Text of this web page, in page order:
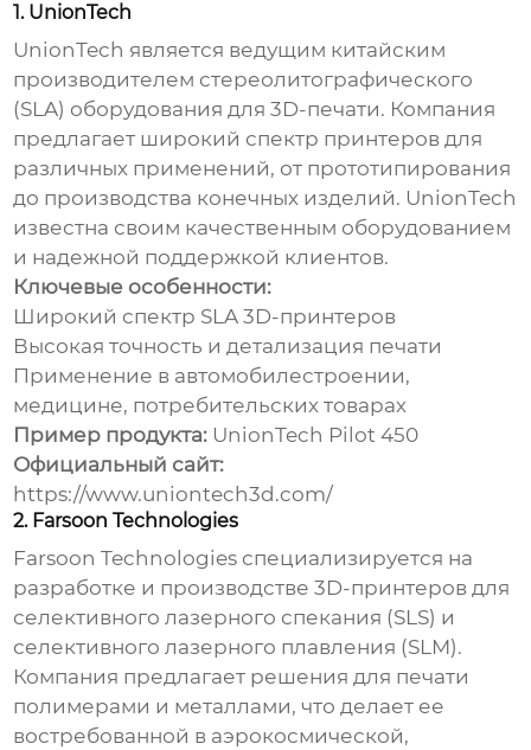
1. UnionTech
UnionTech является ведущим китайским
производителем стереолитографического
(SLA) оборудования для 3D-печати. Компания
предлагает широкий спектр принтеров для
различных применений, от прототипирования
до производства конечных изделий. UnionTech
известна своим качественным оборудованием
и надежной поддержкой клиентов.
Ключевые особенности:
Широкий спектр SLA 3D-принтеров
Высокая точность и детализация печати
Применение в автомобилестроении,
медицине, потребительских товарах
Пример продукта: UnionTech Pilot 450
Официальный сайт:
https://www.uniontech3d.com/
2. Farsoon Technologies
Farsoon Technologies специализируется на
разработке и производстве 3D-принтеров для
селективного лазерного спекания (SLS) и
селективного лазерного плавления (SLM).
Компания предлагает решения для печати
полимерами и металлами, что делает ее
востребованной в аэрокосмической,